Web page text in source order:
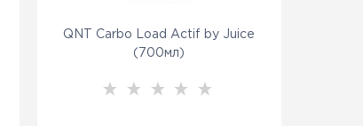
QNT Carbo Load Actif by Juice
(700мл)